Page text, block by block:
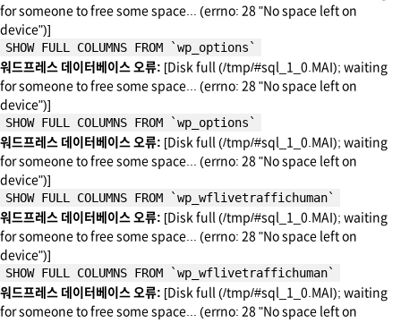
for someone to free some space... (errno: 28 "No space left on
device")]
SHOW FULL COLUMNS FROM `wp_options`
워드프레스 데이터베이스 오류: [Disk full (/tmp/#sql_1_0.MAI); waiting
for someone to free some space... (errno: 28 "No space left on
device")]
SHOW FULL COLUMNS FROM `wp_options`
워드프레스 데이터베이스 오류: [Disk full (/tmp/#sql_1_0.MAI); waiting
for someone to free some space... (errno: 28 "No space left on
device")]
SHOW FULL COLUMNS FROM `wp_wflivetraffichuman`
워드프레스 데이터베이스 오류: [Disk full (/tmp/#sql_1_0.MAI); waiting
for someone to free some space... (errno: 28 "No space left on
device")]
SHOW FULL COLUMNS FROM `wp_wflivetraffichuman`
워드프레스 데이터베이스 오류: [Disk full (/tmp/#sql_1_0.MAI); waiting
for someone to free some space... (errno: 28 "No space left on